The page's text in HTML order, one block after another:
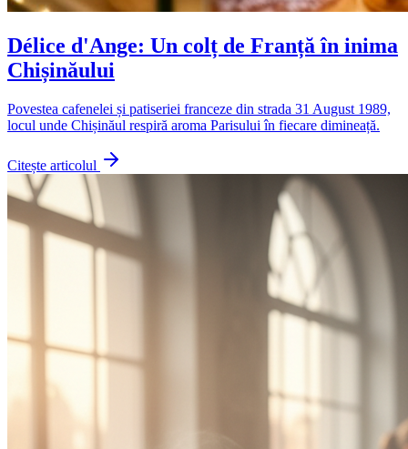
Délice d'Ange: Un colț de Franță în inima
Chișinăului
Povestea cafenelei și patiseriei franceze din strada 31 August 1989,
locul unde Chișinăul respiră aroma Parisului în fiecare dimineață.
Citește articolul